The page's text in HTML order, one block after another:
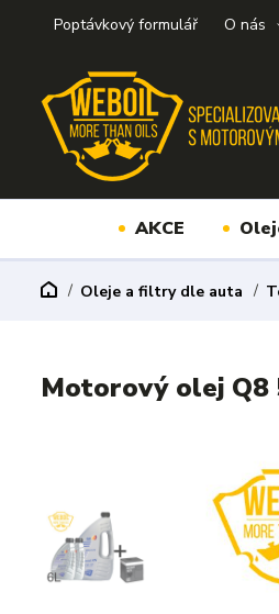
Poptávkový formulář O nás
AKCE
Oleje a filtry dle auta
Motorový olej Q8